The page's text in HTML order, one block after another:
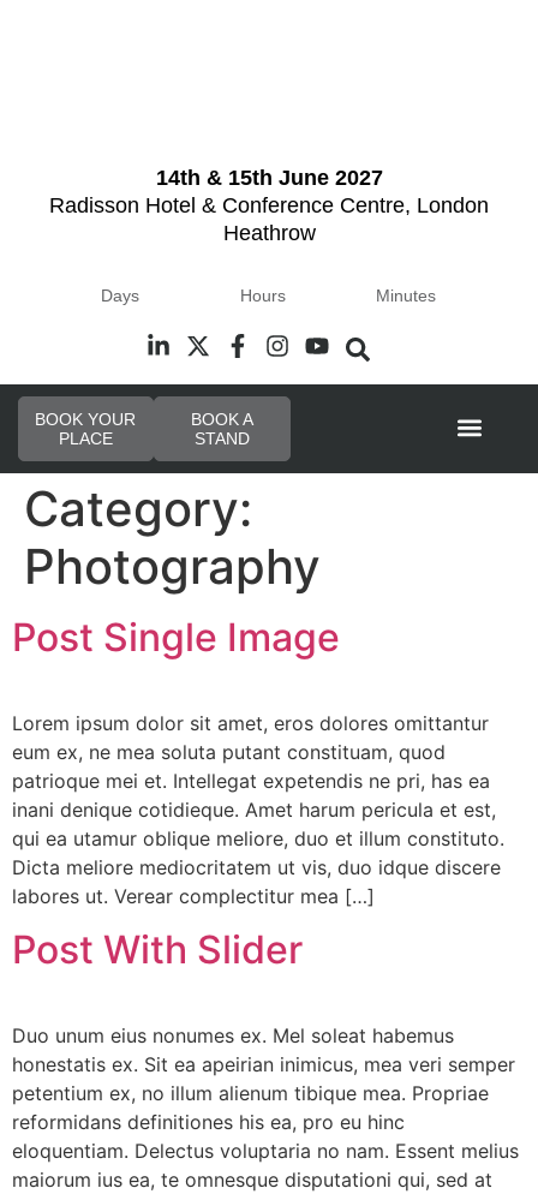
14th & 15th June 2027
Radisson Hotel & Conference Centre, London
Heathrow
Days Hours Minutes
BOOK YOUR
PLACE
BOOK A
STAND
Category:
Photography
Post Single Image
Lorem ipsum dolor sit amet, eros dolores omittantur
eum ex, ne mea soluta putant constituam, quod
patrioque mei et. Intellegat expetendis ne pri, has ea
inani denique cotidieque. Amet harum pericula et est,
qui ea utamur oblique meliore, duo et illum constituto.
Dicta meliore mediocritatem ut vis, duo idque discere
labores ut. Verear complectitur mea […]
Post With Slider
Duo unum eius nonumes ex. Mel soleat habemus
honestatis ex. Sit ea apeirian inimicus, mea veri semper
petentium ex, no illum alienum tibique mea. Propriae
reformidans definitiones his ea, pro eu hinc
eloquentiam. Delectus voluptaria no nam. Essent melius
maiorum ius ea, te omnesque disputationi qui, sed at